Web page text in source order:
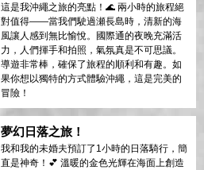
這是我沖繩之旅的亮點！🌊 兩小時的旅程絕
對值得——當我們駛過瀬長島時，清新的海
風讓人感到無比愉悅。國際通的夜晚充滿活
力，人們揮手和拍照，氣氛真是不可思議。
導遊非常棒，確保了旅程的順利和有趣。如
果你想以獨特的方式體驗沖繩，這是完美的
冒險！
夢幻日落之旅！
我和我的未婚夫預訂了1小時的日落騎行，簡
直是神奇！💕 溫暖的金色光輝在海面上創造